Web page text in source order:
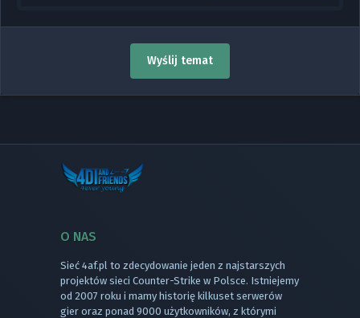
Wyślij temat
O NAS
Sieć 4af.pl to zdecydowanie jeden z najstarszych
projektów sieci Counter-Strike w Polsce. Istniejemy
od 2007 roku i mamy historię kilkuset serwerów
gier oraz ponad 9000 użytkowników, z którymi